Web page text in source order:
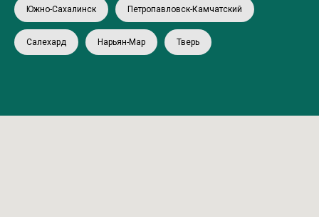
Южно-Сахалинск Петропавловск-Камчатский
Салехард Нарьян-Мар Тверь